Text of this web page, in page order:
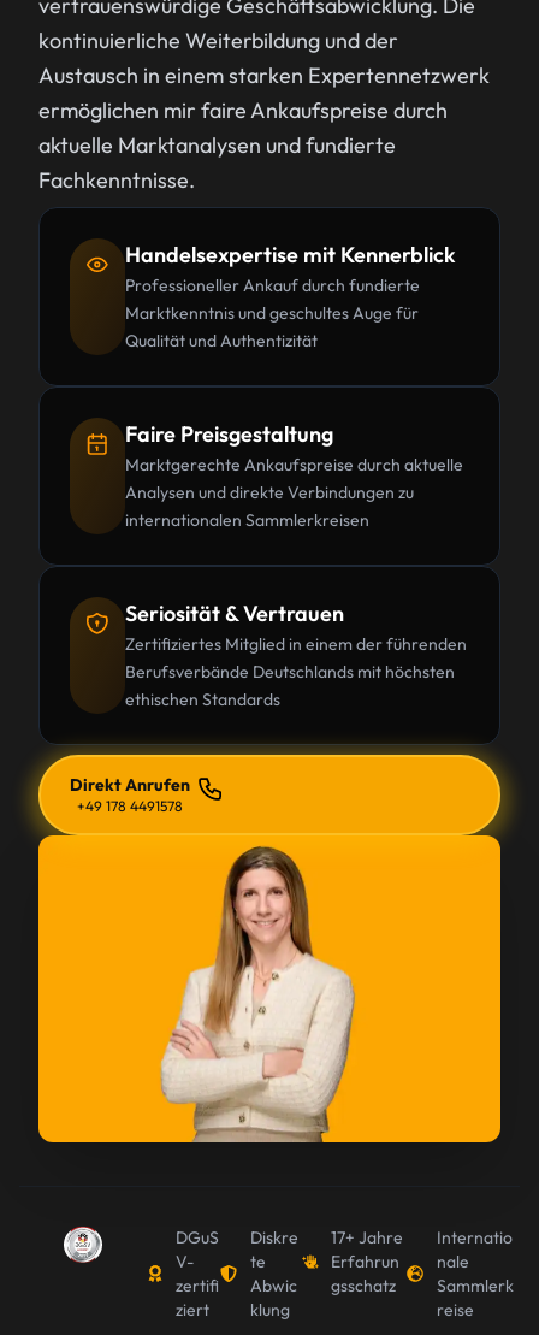
kontinuierliche Weiterbildung und der
Austausch in einem starken Expertennetzwerk
ermöglichen mir faire Ankaufspreise durch
aktuelle Marktanalysen und fundierte
Fachkenntnisse.
Handelsexpertise mit Kennerblick
Professioneller Ankauf durch fundierte
Marktkenntnis und geschultes Auge für
Qualität und Authentizität
Faire Preisgestaltung
Marktgerechte Ankaufspreise durch aktuelle
Analysen und direkte Verbindungen zu
internationalen Sammlerkreisen
Seriosität & Vertrauen
Zertifiziertes Mitglied in einem der führenden
Berufsverbände Deutschlands mit höchsten
ethischen Standards
Direkt Anrufen
+49 178 4491578
DGuS
V-
zertifi
ziert
Diskre
te
Abwic
klung
17+ Jahre
Erfahrun
gsschatz
Internatio
nale
Sammlerk
reise